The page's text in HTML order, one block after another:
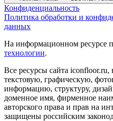
Конфиденциальность
Политика обработки и
данных
На информационном ресурсе
технологии.
Все ресурсы сайта
текстовую, графическую,
информацию, структуру,
доменное имя, фирменное
авторского права и прав на
защищены российским